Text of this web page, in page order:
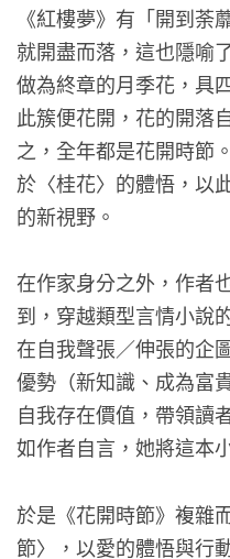
《紅樓夢》有「開到荼
就開盡而落，這也隱喻
做為終章的月季花，具
此簇便花開，花的開落
之，全年都是花開時節
於〈桂花〉的體悟，以
的新視野。
在作家身分之外，作者
到，穿越類型言情小說
在自我聲張／伸張的企
優勢（新知識、成為富
自我存在價值，帶領讀
如作者自言，她將這本
於是《花開時節》複雜
節〉，以愛的體悟與行